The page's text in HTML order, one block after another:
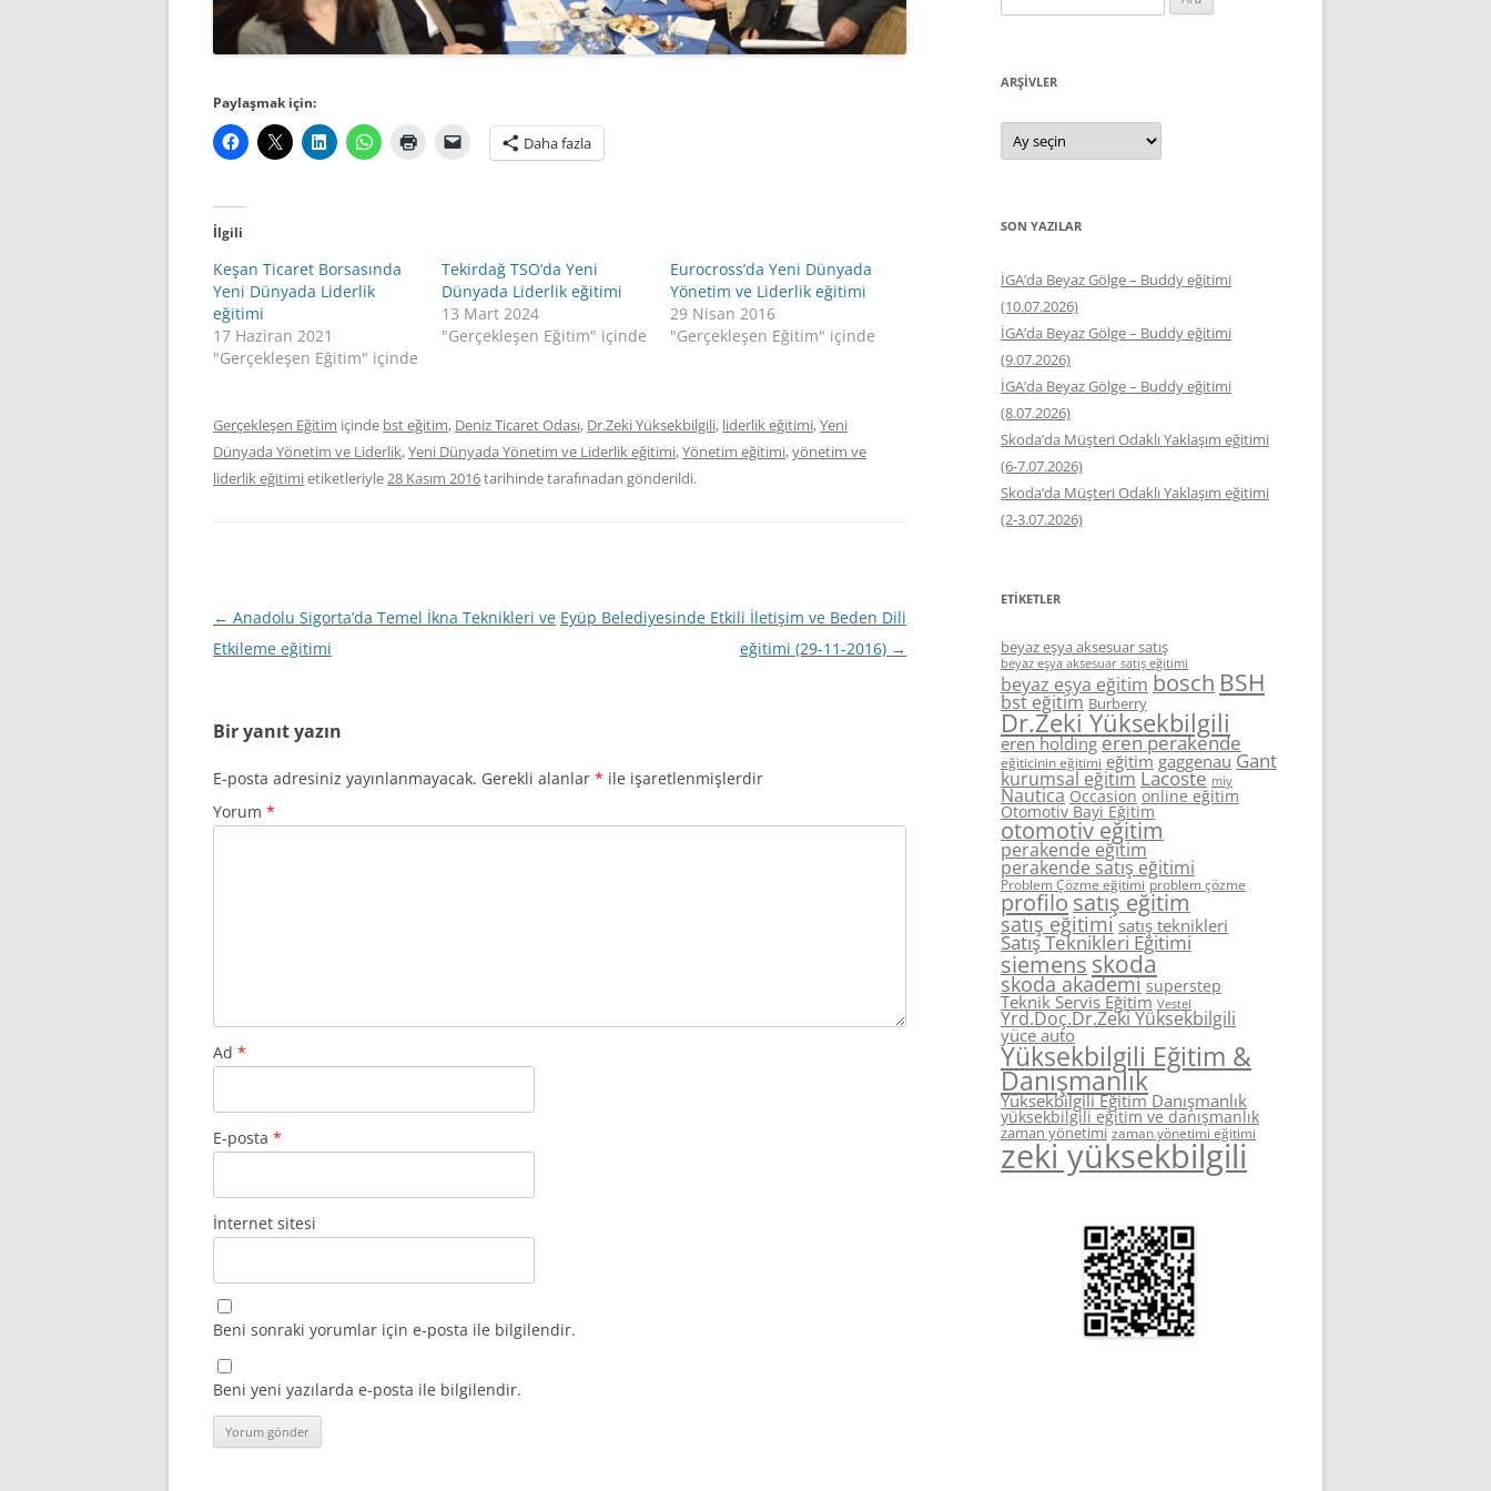
Paylaşmak için:
Daha fazla
İlgili
Keşan Ticaret Borsasında
Yeni Dünyada Liderlik
eğitimi
17 Haziran 2021
"Gerçekleşen Eğitim" içinde
Tekirdağ TSO’da Yeni
Dünyada Liderlik eğitimi
13 Mart 2024
"Gerçekleşen Eğitim" içinde
Eurocross’da Yeni Dünyada
Yönetim ve Liderlik eğitimi
29 Nisan 2016
"Gerçekleşen Eğitim" içinde
Gerçekleşen Eğitim içinde bst eğitim, Deniz Ticaret Odası, Dr.Zeki Yüksekbilgili, liderlik eğitimi,Yeni
Dünyada Yönetim ve Liderlik,Yeni Dünyada Yönetim ve Liderlik eğitimi,Yönetim eğitimi,yönetim ve
liderlik eğitimietiketleriyle28 Kasım 2016tarihindetarafınadan gönderildi.
Yazı
dolaşımı
← Anadolu Sigorta’da Temel İkna Teknikleri ve
Etkileme eğitimi
Eyüp Belediyesinde Etkili İletişim ve Beden Dili
eğitimi (29-11-2016) →
Bir yanıt yazın
E-posta adresiniz yayınlanmayacak. Gerekli alanlar * ile işaretlenmişlerdir
Yorum *
Ad *
E-posta *
İnternet sitesi
Beni sonraki yorumlar için e-posta ile bilgilendir.
Beni yeni yazılarda e-posta ile bilgilendir.
ARŞIVLER
Arşivler
SON YAZILAR
İGA’da Beyaz Gölge – Buddy eğitimi
(10.07.2026)
İGA’da Beyaz Gölge – Buddy eğitimi
(9.07.2026)
İGA’da Beyaz Gölge – Buddy eğitimi
(8.07.2026)
Skoda’da Müşteri Odaklı Yaklaşım eğitimi
(6-7.07.2026)
Skoda’da Müşteri Odaklı Yaklaşım eğitimi
(2-3.07.2026)
ETIKETLER
beyaz eşya aksesuar satış
beyaz eşya aksesuar satış eğitimi
beyaz eşya eğitim bosch BSH
bst eğitim Burberry
Dr.Zeki Yüksekbilgili
eren holding eren perakende
eğiticinin eğitimi eğitim gaggenau Gant
kurumsal eğitim Lacoste miy
Nautica Occasion online eğitim
Otomotiv Bayi Eğitim
otomotiv eğitim
perakende eğitim
perakende satış eğitimi
Problem Çözme eğitimi problem çözme
profilo satış eğitim
satış eğitimi satış teknikleri
Satış Teknikleri Eğitimi
siemens skoda
skoda akademi superstep
Teknik Servis Eğitim Vestel
Yrd.Doç.Dr.Zeki Yüksekbilgili
yüce auto
Yüksekbilgili Eğitim &
Danışmanlık
Yüksekbilgili Eğitim Danışmanlık
yüksekbilgili eğitim ve danışmanlık
zaman yönetimi zaman yönetimi eğitimi
zeki yüksekbilgili